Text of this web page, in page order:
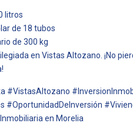
litros
de 18 tubos
de 300 kg
en Vistas Altozano. ¡No
#VistasAltozano
#OportunidadDeInversión
en Morelia